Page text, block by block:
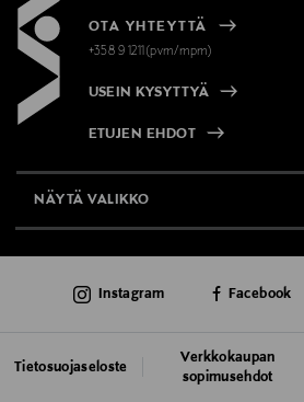
OTA YHTEYTTÄ
+358 9 1211(pvm/mpm)
USEIN KYSYTTYÄ
ETUJEN EHDOT
NÄYTÄ VALIKKO
AJANKOHTAISTA
Tietosuojaseloste
Verkkokaupan
sopimusehdot
Instagram Facebook